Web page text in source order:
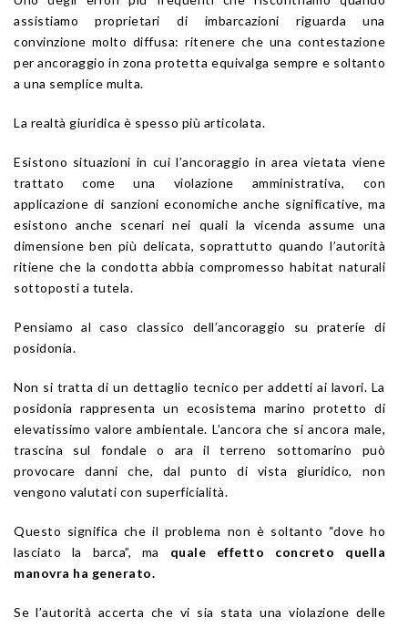
assistiamo proprietari di imbarcazioni riguarda una
convinzione molto diffusa: ritenere che una contestazione
per ancoraggio in zona protetta equivalga sempre e soltanto
a una semplice multa.
La realtà giuridica è spesso più articolata.
Esistono situazioni in cui l’ancoraggio in area vietata viene
trattato come una violazione amministrativa, con
applicazione di sanzioni economiche anche significative, ma
esistono anche scenari nei quali la vicenda assume una
dimensione ben più delicata, soprattutto quando l’autorità
ritiene che la condotta abbia compromesso habitat naturali
sottoposti a tutela.
Pensiamo al caso classico dell’ancoraggio su praterie di
posidonia.
Non si tratta di un dettaglio tecnico per addetti ai lavori. La
posidonia rappresenta un ecosistema marino protetto di
elevatissimo valore ambientale. L’ancora che si ancora male,
trascina sul fondale o ara il terreno sottomarino può
provocare danni che, dal punto di vista giuridico, non
vengono valutati con superficialità.
Questo significa che il problema non è soltanto “dove ho
lasciato la barca”, ma quale effetto concreto quella
manovra ha generato.
Se l’autorità accerta che vi sia stata una violazione delle